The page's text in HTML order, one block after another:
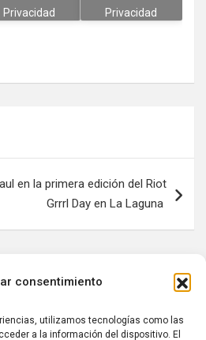
consentimiento
utilizamos tecnologías como las
a la información del dispositivo. El
Privacidad
Privacidad
en la primera edición del Riot
Grrrl Day en La Laguna